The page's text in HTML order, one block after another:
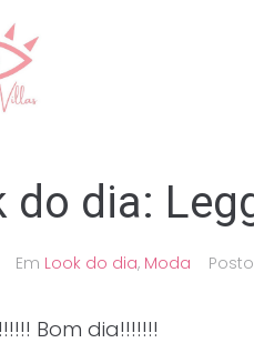
do dia:
Em Look do dia, Moda
Bom dia!!!!!!!